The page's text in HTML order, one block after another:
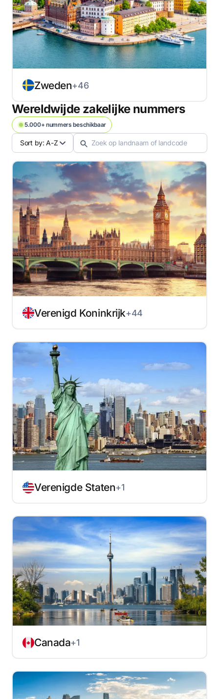
Zweden+46
Wereldwijde zakelijke nummers
5.000+ nummers beschikbaar
Sort by: A-Z
Verenigd Koninkrijk+44
Verenigde Staten+1
Canada+1